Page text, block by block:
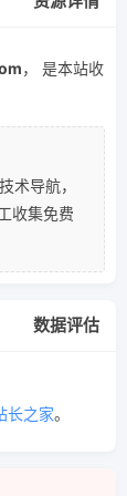
， 是本站收
术导航，
收集免费
数据评估
长之家。